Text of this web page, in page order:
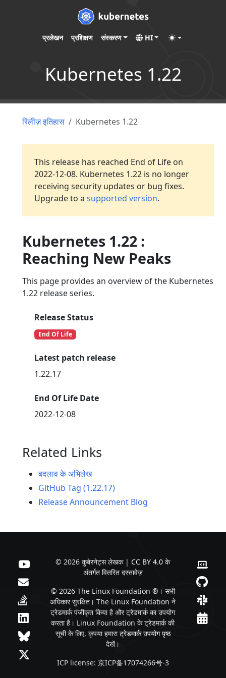
प्रलेखन प्रशिक्षण संस्करण HI
Kubernetes 1.22
रिलीज़ इतिहास Kubernetes 1.22
This release has reached End of Life on
2022-12-08. Kubernetes 1.22 is no longer
receiving security updates or bug fixes.
Upgrade to a supported version.
Kubernetes 1.22 :
Reaching New Peaks
This page provides an overview of the Kubernetes
1.22 release series.
Release Status
End Of Life
Latest patch release
1.22.17
End Of Life Date
2022-12-08
Related Links
बदलाव के अभिलेख
GitHub Tag (1.22.17)
Release Announcement Blog
© 2026 कुबेरनेट्स लेखक | CC BY 4.0 के
अंतर्गत वितरित दस्तावेज़
© 2026 The Linux Foundation ®। सभी
अधिकार सुरक्षित। The Linux Foundation ने
ट्रेडमार्क पंजीकृत किया है और ट्रेडमार्क का उपयोग
करता है। Linux Foundation के ट्रेडमार्क की
सूची के लिए, कृपया हमाराट्रेडमार्क उपयोग पृष्ठ
देखें।
ICP license: 京ICP备17074266号-3